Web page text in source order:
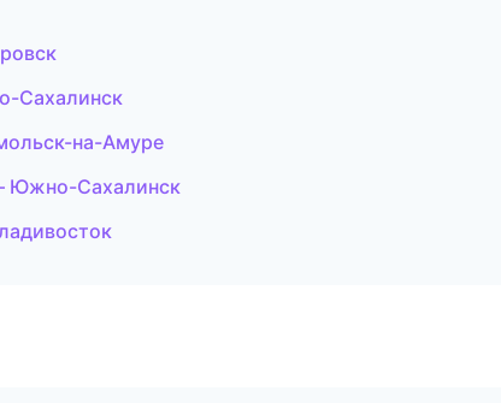
Сахалинск
на-Амуре
Южно-Сахалинск